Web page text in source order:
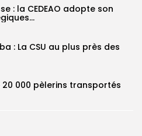
: la CEDEAO adopte son
: La CSU au plus près des
000 pèlerins transportés